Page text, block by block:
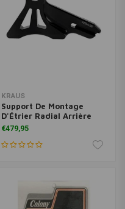
KRAUS
Support De Montage
D'Étrier Radial Arrière
€479,95